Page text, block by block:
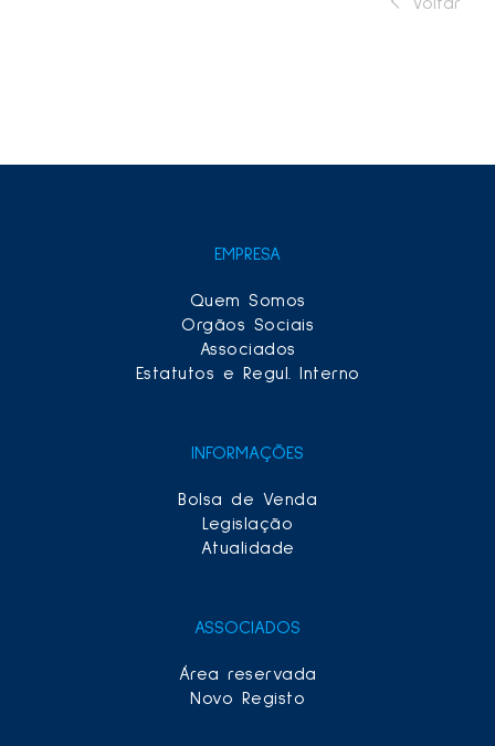
EMPRESA
Quem Somos
Orgãos Sociais
Associados
Estatutos e Regul. Interno
INFORMAÇÕES
Bolsa de Venda
Legislação
Atualidade
ASSOCIADOS
Área reservada
Novo Registo